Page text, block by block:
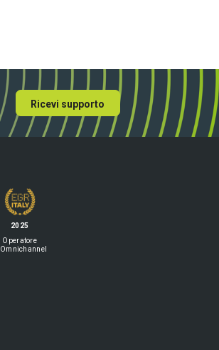
Ricevi supporto
2025
Operatore
Omnichannel